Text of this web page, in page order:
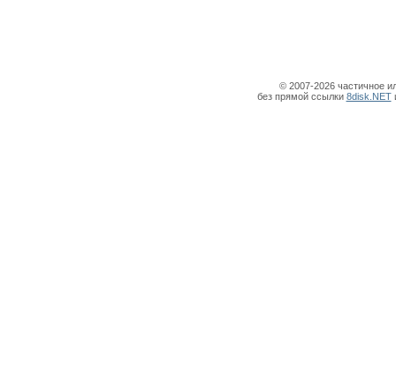
© 2007-2026 частичное
без прямой ссылки 8disk.NET